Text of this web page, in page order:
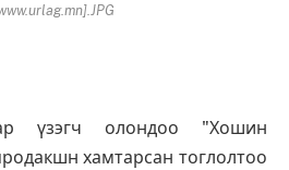
үзэгч олондоо "Хошин
хамтарсан тоглолтоо